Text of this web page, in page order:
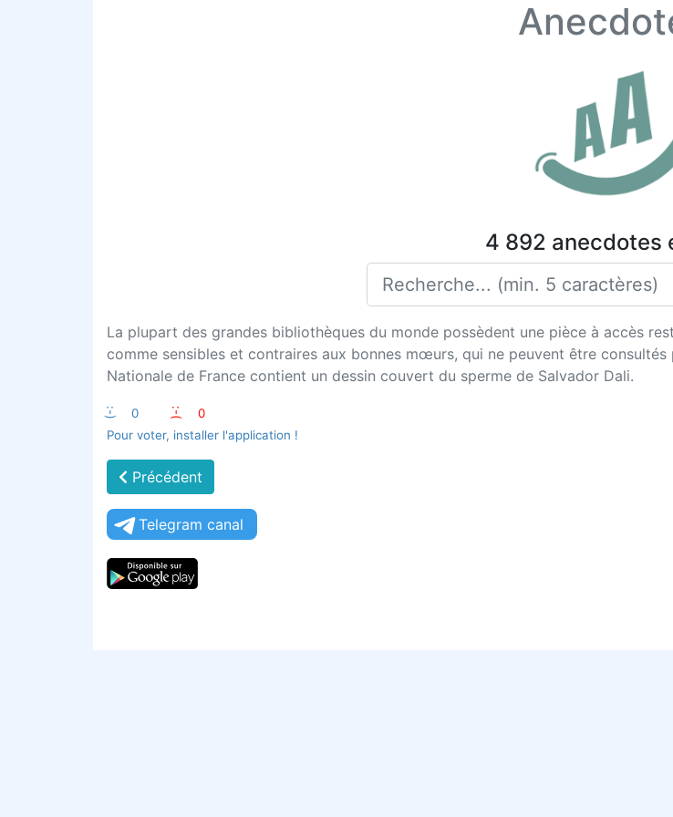
4 892 anecdotes
La plupart des grandes bibliothèques du monde possèdent une pièce à accès
comme sensibles et contraires aux bonnes mœurs, qui ne peuvent être
Nationale de France contient un dessin couvert du sperme de Salvador Dali.
:-) 0 :-(
0
Pour voter, installer l'application !
Précédent
Telegram canal